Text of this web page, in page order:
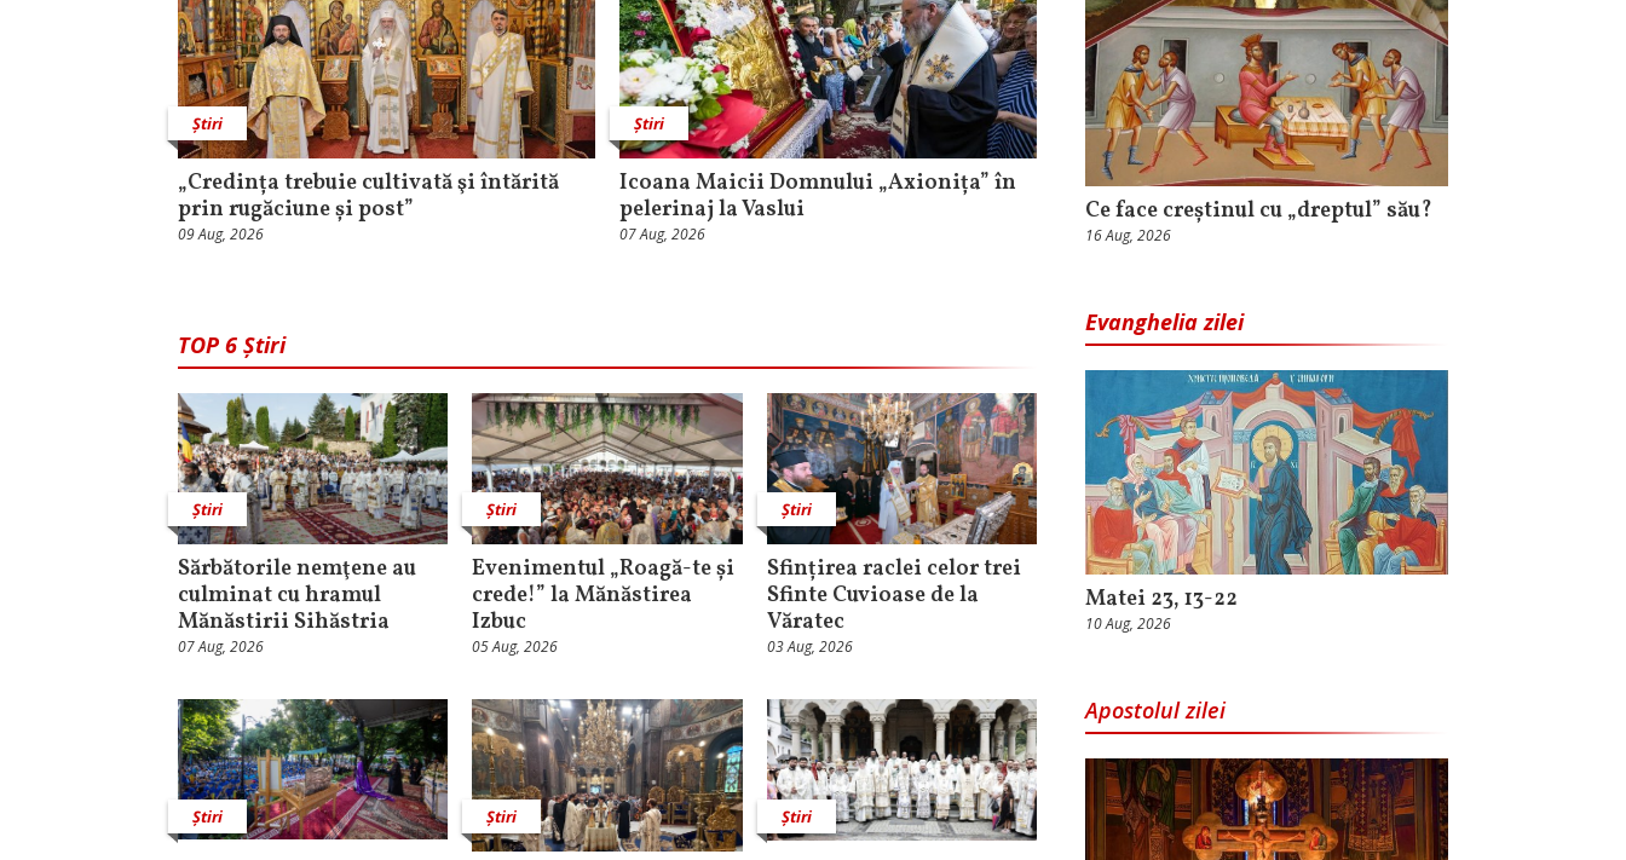
Știri
„Credința trebuie cultivată şi întărită
prin rugăciune și post”
09 Aug, 2026
Știri
Icoana Maicii Domnului „Axionița” în
pelerinaj la Vaslui
07 Aug, 2026
TOP 6 Știri
Știri
Sărbătorile nemţene au
culminat cu hramul
Mănăstirii Sihăstria
07 Aug, 2026
Știri
Evenimentul „Roagă-te și
crede!” la Mănăstirea
Izbuc
05 Aug, 2026
Știri
Sfințirea raclei celor trei
Sfinte Cuvioase de la
Văratec
03 Aug, 2026
Știri Știri Știri
Ce face creștinul cu „dreptul” său?
16 Aug, 2026
Evanghelia zilei
Matei 23, 13-22
10 Aug, 2026
Apostolul zilei